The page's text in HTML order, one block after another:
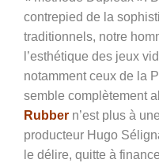
contrepied de la
traditionnels, notre
l’esthétique des jeux
notamment ceux de la
semble complètement
Rubber n’est plus à
producteur Hugo
le délire, quitte à